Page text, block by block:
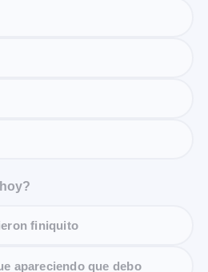
finiquito
apareciendo que debo